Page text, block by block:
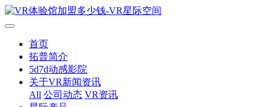
首页
拓普简介
5d7d动感影院
关于VR新闻资讯
All 公司动态 VR资讯